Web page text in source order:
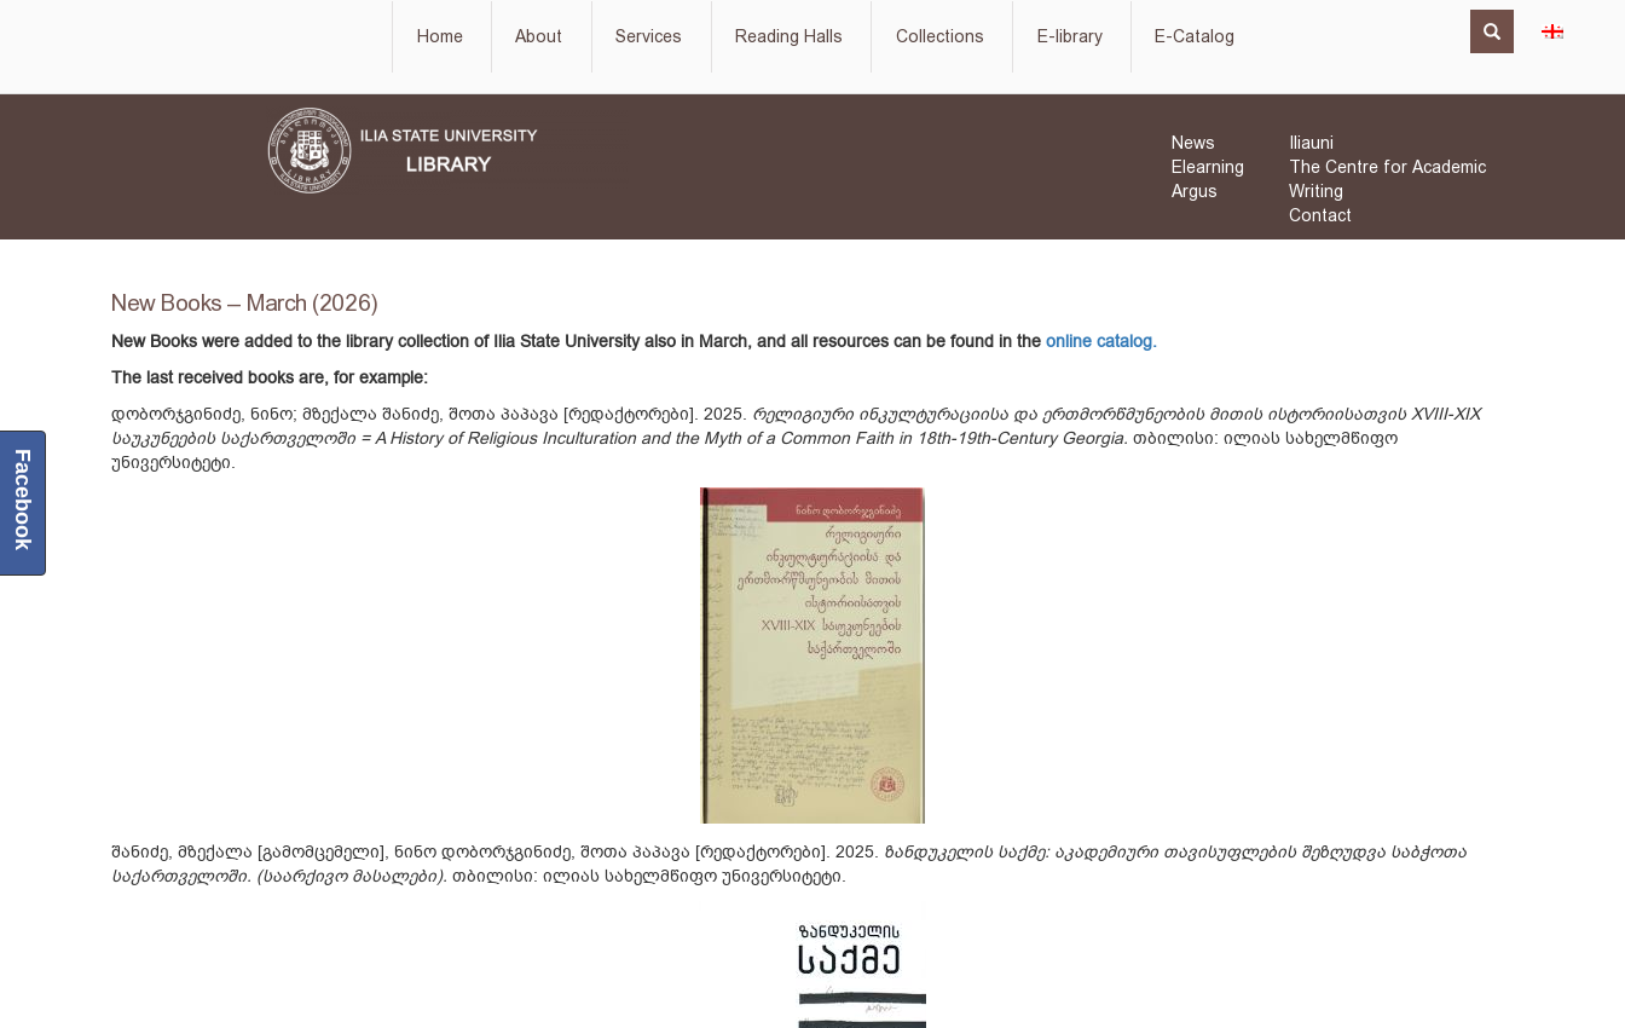
Home About Services Reading Halls Collections E-library E-Catalog
News
Elearning
Argus
Iliauni
The Centre for Academic
Writing
Contact
New Books – March (2026)
New Books were added to the library collection of Ilia State University also in March, and all resources can be found in the online catalog.
The last received books are, for example:
დობორჯგინიძე, ნინო; მზექალა შანიძე, შოთა პაპავა [რედაქტორები]. 2025. რელიგიური ინკულტურაციისა და ერთმორწმუნეობის მითის ისტორიისათვის XVIII-XIX
საუკუნეების საქართველოში = A History of Religious Inculturation and the Myth of a Common Faith in 18th-19th-Century Georgia. თბილისი: ილიას სახელმწიფო
უნივერსიტეტი.
შანიძე, მზექალა [გამომცემელი], ნინო დობორჯგინიძე, შოთა პაპავა [რედაქტორები]. 2025. ზანდუკელის საქმე: აკადემიური თავისუფლების შეზღუდვა საბჭოთა
საქართველოში. (საარქივო მასალები). თბილისი: ილიას სახელმწიფო უნივერსიტეტი.
Facebook